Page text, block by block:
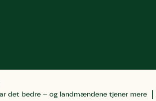
det bedre – og landmændene tjener mere